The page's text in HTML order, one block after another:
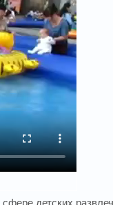
детских